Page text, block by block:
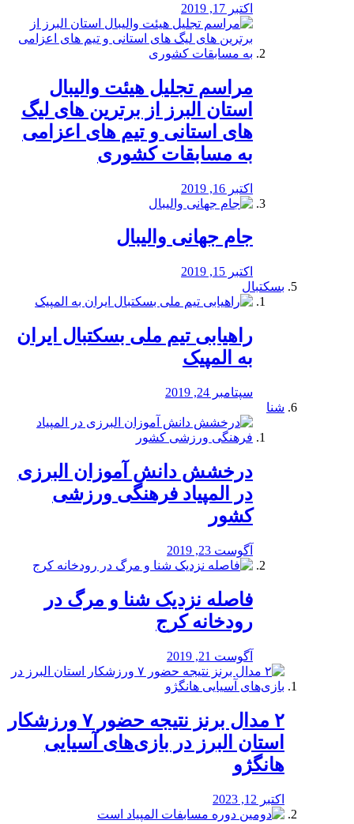
اکتبر 17, 2019
مراسم تجلیل هیئت والیبال
استان البرز از برترین های لیگ
های استانی و تیم های اعزامی
به مسابقات کشوری
اکتبر 16, 2019
جام جهانی والیبال
اکتبر 15, 2019
بسکتبال
راهیابی تیم ملی بسکتبال ایران
به المپیک
سپتامبر 24, 2019
شنا
درخشش دانش آموزان البرزی
در المپیاد فرهنگی ورزشی
کشور
آگوست 23, 2019
️فاصله نزدیک شنا و مرگ در
رودخانه کرج
آگوست 21, 2019
۲ مدال برنز نتیجه حضور ۷ ورزشکار
استان البرز در بازی‌های آسیایی
هانگژو
اکتبر 12, 2023